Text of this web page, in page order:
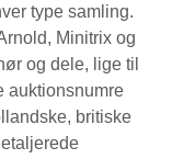
type samling.
Minitrix og
og dele, lige til
auktionsnumre
britiske